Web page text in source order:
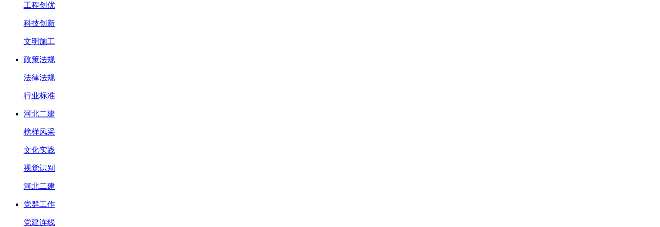
工程创优
科技创新
文明施工
政策法规
法律法规
行业标准
河北二建
榜样风采
文化实践
视觉识别
河北二建
党群工作
党建连线